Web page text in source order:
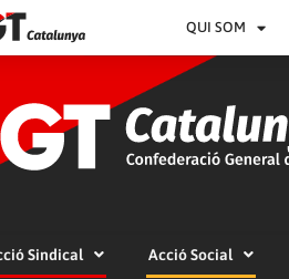
QUI SOM
Sindical Acció Social